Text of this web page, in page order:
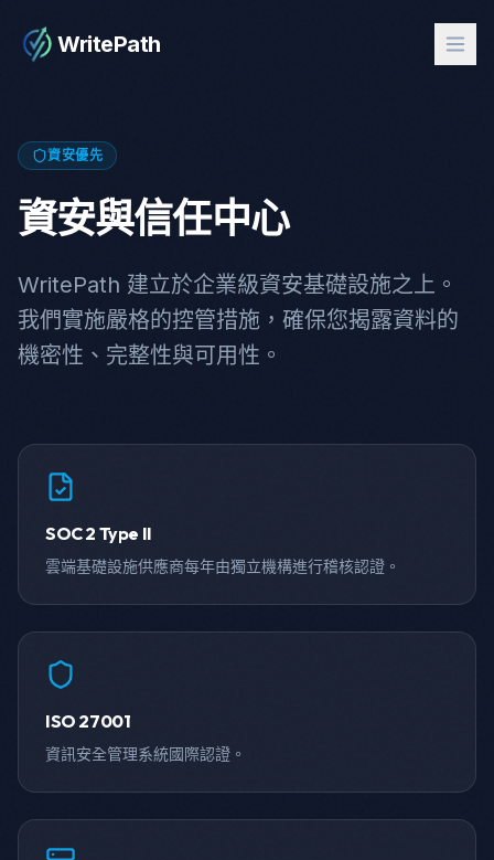
WritePath
資安優先
資安與信任中心
WritePath 建立於企業級資安基礎設施之上。
我們實施嚴格的控管措施，確保您揭露資料的
機密性、完整性與可用性。
SOC 2 Type II
雲端基礎設施供應商每年由獨立機構進行稽核認證。
ISO 27001
資訊安全管理系統國際認證。